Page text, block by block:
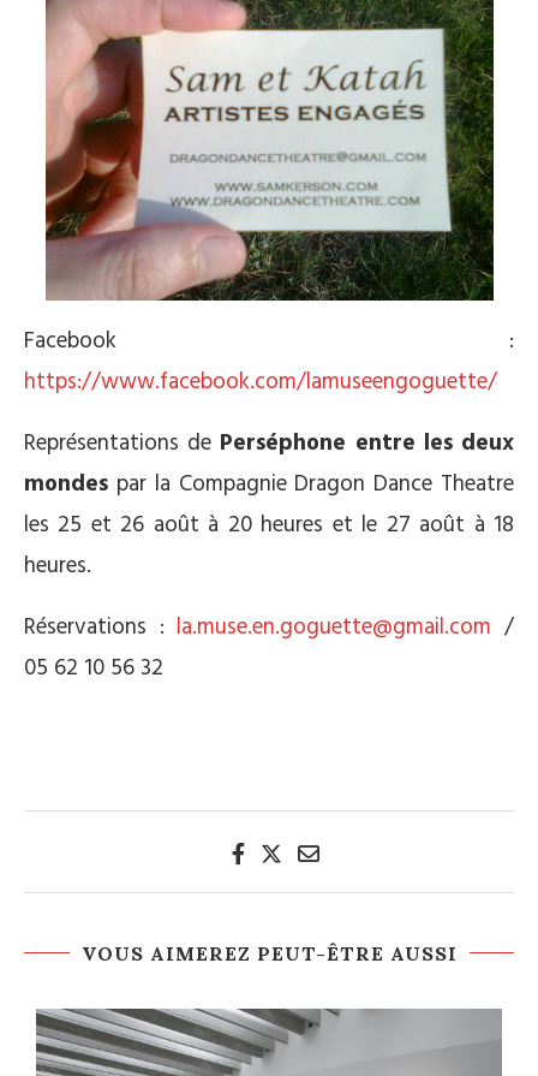
Facebook :
https://www.facebook.com/lamuseengoguette/
Représentations de Perséphone entre les deux
mondes par la Compagnie Dragon Dance Theatre
les 25 et 26 août à 20 heures et le 27 août à 18
heures.
Réservations : la.muse.en.goguette@gmail.com /
05 62 10 56 32
VOUS AIMEREZ PEUT-ÊTRE AUSSI